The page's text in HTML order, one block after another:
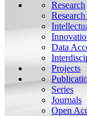
Research
Data
Projects
Series
Journals
Open